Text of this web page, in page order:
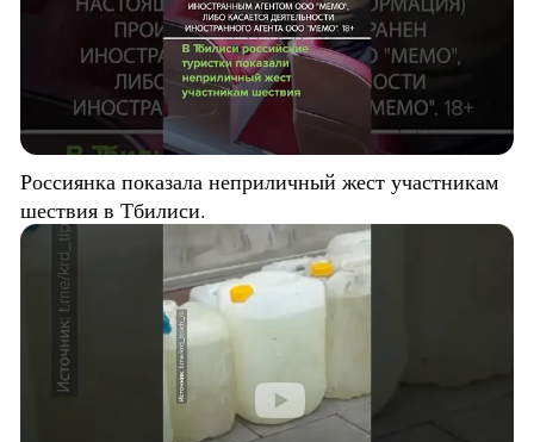
Россиянка показала неприличный жест участникам
шествия в Тбилиси.